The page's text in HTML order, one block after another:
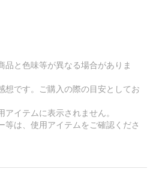
サボイ リュック
と色味等が異なる場合がありま
です。ご購入の際の目安としてお
イテムに表示されません。
は、使用アイテムをご確認くださ